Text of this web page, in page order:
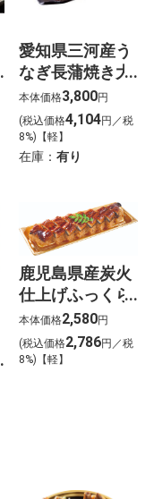
愛知県三河産う
なぎ長蒲焼き大
型【u-4】
本体価格3,800円
(税込価格4,104円／税
8%)【軽】
在庫： 有り
鹿児島県産炭火
仕上げふっくら
うなぎの姿寿司
【u-7】
本体価格2,580円
(税込価格2,786円／税
8%)【軽】